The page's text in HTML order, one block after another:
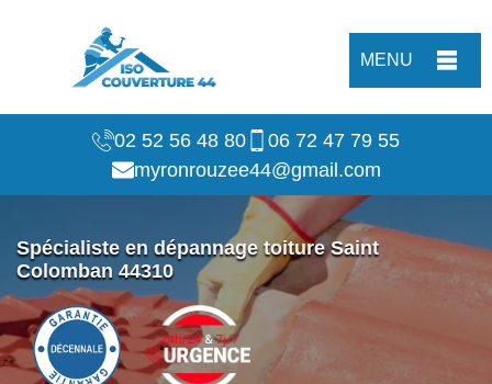
MENU
02 52 56 48 80
06 72 47 79 55
myronrouzee44@gmail.com
Spécialiste en dépannage toiture Saint
Colomban 44310